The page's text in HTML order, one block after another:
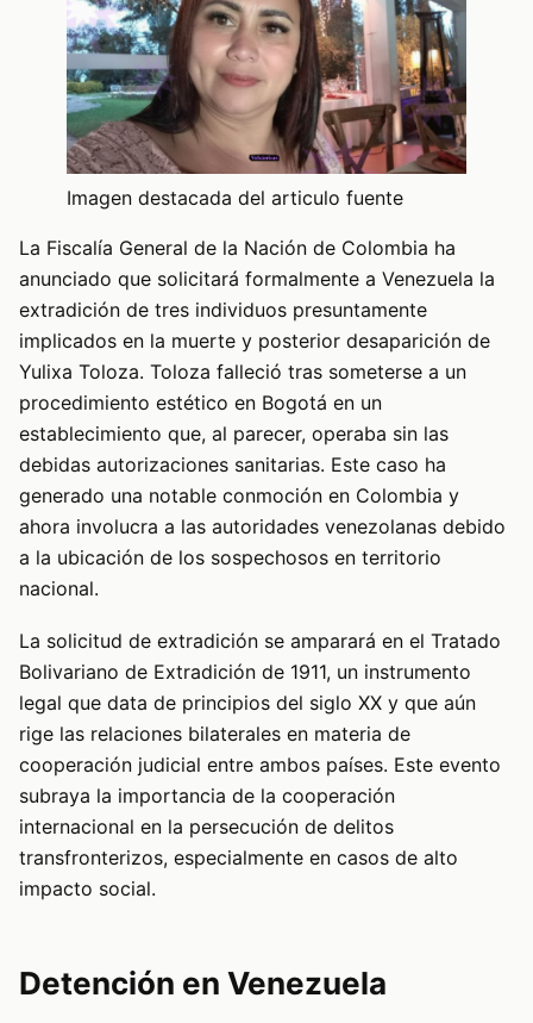
Imagen destacada del articulo fuente
La Fiscalía General de la Nación de Colombia ha
anunciado que solicitará formalmente a Venezuela la
extradición de tres individuos presuntamente
implicados en la muerte y posterior desaparición de
Yulixa Toloza. Toloza falleció tras someterse a un
procedimiento estético en Bogotá en un
establecimiento que, al parecer, operaba sin las
debidas autorizaciones sanitarias. Este caso ha
generado una notable conmoción en Colombia y
ahora involucra a las autoridades venezolanas debido
a la ubicación de los sospechosos en territorio
nacional.
La solicitud de extradición se amparará en el Tratado
Bolivariano de Extradición de 1911, un instrumento
legal que data de principios del siglo XX y que aún
rige las relaciones bilaterales en materia de
cooperación judicial entre ambos países. Este evento
subraya la importancia de la cooperación
internacional en la persecución de delitos
transfronterizos, especialmente en casos de alto
impacto social.
Detención en Venezuela